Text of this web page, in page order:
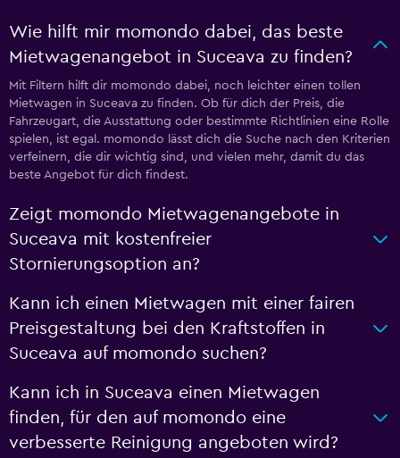
Wie hilft mir momondo dabei, das beste
Mietwagenangebot in Suceava zu finden?
Mit Filtern hilft dir momondo dabei, noch leichter einen tollen
Mietwagen in Suceava zu finden. Ob für dich der Preis, die
Fahrzeugart, die Ausstattung oder bestimmte Richtlinien eine Rolle
spielen, ist egal. momondo lässt dich die Suche nach den Kriterien
verfeinern, die dir wichtig sind, und vielen mehr, damit du das
beste Angebot für dich findest.
Zeigt momondo Mietwagenangebote in
Suceava mit kostenfreier
Stornierungsoption an?
Kann ich einen Mietwagen mit einer fairen
Preisgestaltung bei den Kraftstoffen in
Suceava auf momondo suchen?
Kann ich in Suceava einen Mietwagen
finden, für den auf momondo eine
verbesserte Reinigung angeboten wird?